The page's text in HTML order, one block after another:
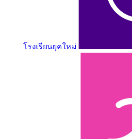
โรงเรียนยุคใหม่